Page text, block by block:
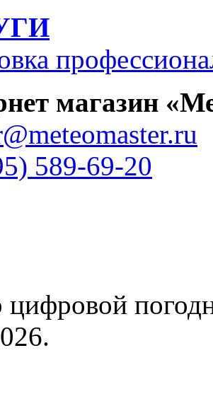
магазин
589-69-20